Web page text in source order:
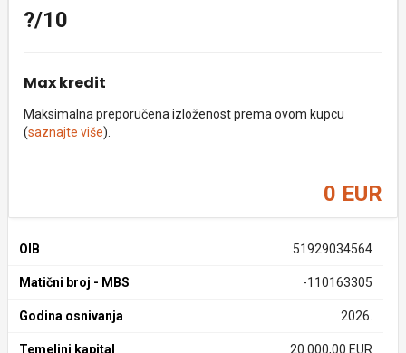
?/10
Max kredit
Maksimalna preporučena izloženost prema ovom kupcu
(saznajte više).
0 EUR
OIB 51929034564
Matični broj - MBS -110163305
Godina osnivanja 2026.
Temeljni kapital 20.000,00 EUR